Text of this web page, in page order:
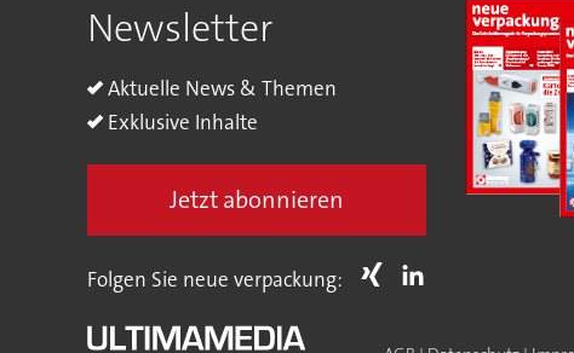
Newsletter
Aktuelle News & Themen
Exklusive Inhalte
Jetzt abonnieren
Folgen Sie neue verpackung: